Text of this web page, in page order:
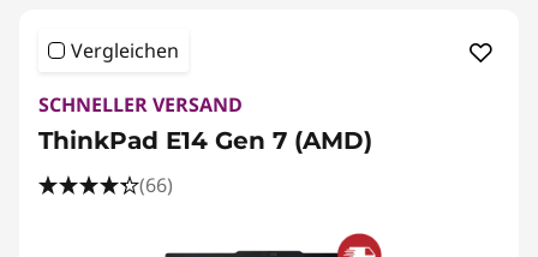
Vergleichen
SCHNELLER VERSAND
ThinkPad E14 Gen 7 (AMD)
(66)